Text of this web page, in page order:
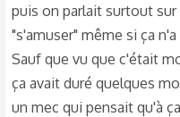
puis on parlait surtout
"s'amuser" même si ça
Sauf que vu que c'était
ça avait duré quelques
un mec qui pensait qu'à